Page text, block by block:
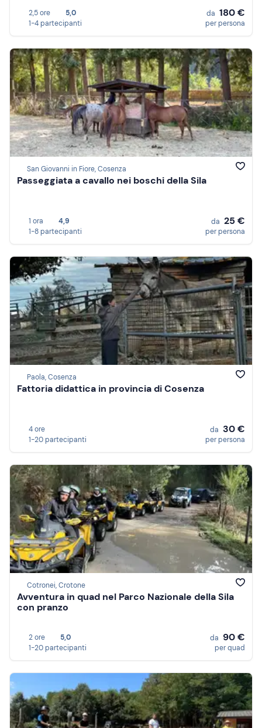
2,5 ore
5,0
1-4 partecipanti
da 180 €
per persona
San Giovanni in Fiore, Cosenza
Passeggiata a cavallo nei boschi della Sila
1 ora
4,9
1-8 partecipanti
da 25 €
per persona
Paola, Cosenza
Fattoria didattica in provincia di Cosenza
4 ore
1-20 partecipanti
da 30 €
per persona
Cotronei, Crotone
Avventura in quad nel Parco Nazionale della Sila
con pranzo
2 ore
5,0
1-20 partecipanti
da 90 €
per quad